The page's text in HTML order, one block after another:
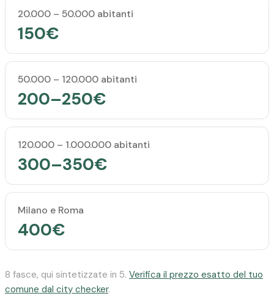
20.000 – 50.000 abitanti
150€
50.000 – 120.000 abitanti
200–250€
120.000 – 1.000.000 abitanti
300–350€
Milano e Roma
400€
8 fasce, qui sintetizzate in 5. Verifica il prezzo esatto del tuo
comune dal city checker.